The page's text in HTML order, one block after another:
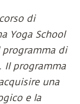
di
Yoga School
di
Il programma
una
e la